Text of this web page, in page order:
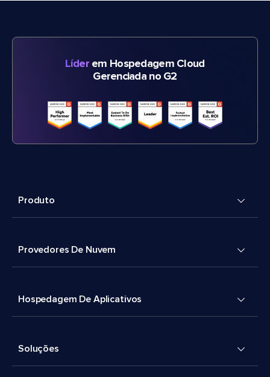
Líderem Hospedagem Cloud
Gerenciada no G2
Produto
Provedores De Nuvem
Hospedagem De Aplicativos
Soluções